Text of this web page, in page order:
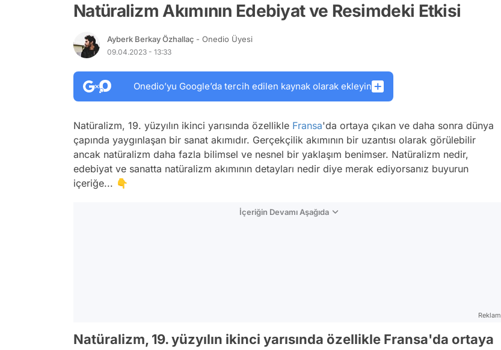
Natüralizm Akımının Edebiyat ve Resimdeki Etkisi
Ayberk Berkay Özhallaç - Onedio Üyesi
09.04.2023 - 13:33
Onedio’yu Google’da tercih edilen kaynak olarak ekleyin
Natüralizm, 19. yüzyılın ikinci yarısında özellikle Fransa'da ortaya çıkan ve daha sonra dünya
çapında yaygınlaşan bir sanat akımıdır. Gerçekçilik akımının bir uzantısı olarak görülebilir
ancak natüralizm daha fazla bilimsel ve nesnel bir yaklaşım benimser. Natüralizm nedir,
edebiyat ve sanatta natüralizm akımının detayları nedir diye merak ediyorsanız buyurun
içeriğe... 👇
İçeriğin Devamı Aşağıda
Reklam
Natüralizm, 19. yüzyılın ikinci yarısında özellikle Fransa'da ortaya